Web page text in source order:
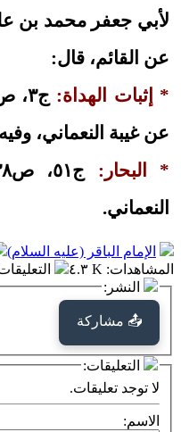
لأبي جعفر محمد بن
عن القائم، قال:
* إثبات الهداة:
عن غيبة النعماني،
* البحار:
النعماني.
الإمام الباقر (عليه السلام)
المشاهدات: ٤.٣ K
النشر:
📤 مشاركة
التعليقات:
لا توجد تعليقات.
الاسم: